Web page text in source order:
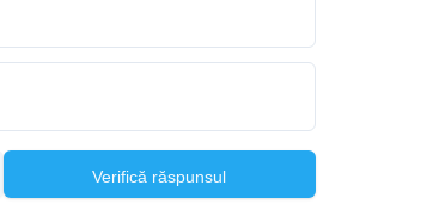
Verifică răspunsul